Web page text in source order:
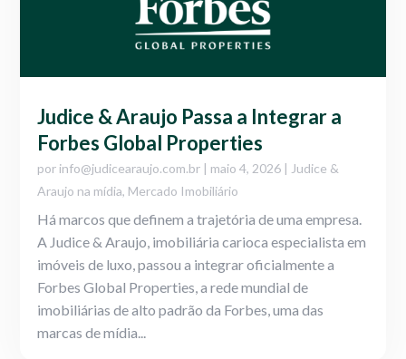
Judice & Araujo Passa a Integrar a
Forbes Global Properties
por info@judicearaujo.com.br | maio 4, 2026 | Judice &
Araujo na mídia, Mercado Imobiliário
Há marcos que definem a trajetória de uma empresa.
A Judice & Araujo, imobiliária carioca especialista em
imóveis de luxo, passou a integrar oficialmente a
Forbes Global Properties, a rede mundial de
imobiliárias de alto padrão da Forbes, uma das
marcas de mídia...